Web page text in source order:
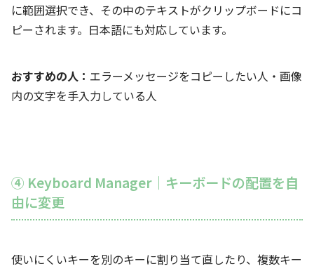
に範囲選択でき、その中のテキストがクリップボードにコ
ピーされます。日本語にも対応しています。
おすすめの人： エラーメッセージをコピーしたい人・画像
内の文字を手入力している人
④ Keyboard Manager｜キーボードの配置を自
由に変更
使いにくいキーを別のキーに割り当て直したり、複数キー